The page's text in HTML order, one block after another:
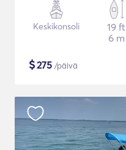
Keskikonsoli
19 ft
6 m
$275 /päivä